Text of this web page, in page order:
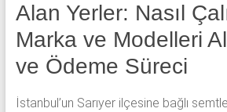
Alan Yerler: Nasıl
Marka ve Modelleri
ve Ödeme Süreci
İstanbul’un Sarıyer ilçesine bağlı